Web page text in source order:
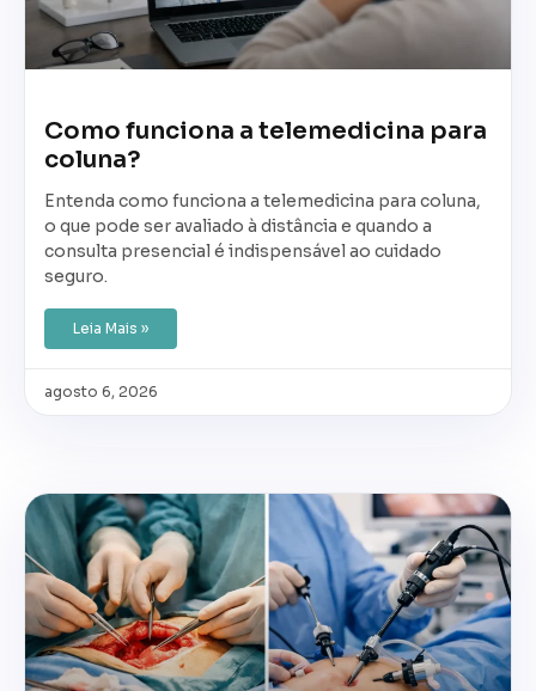
Como funciona a telemedicina para
coluna?
Entenda como funciona a telemedicina para coluna,
o que pode ser avaliado à distância e quando a
consulta presencial é indispensável ao cuidado
seguro.
Leia Mais »
agosto 6, 2026